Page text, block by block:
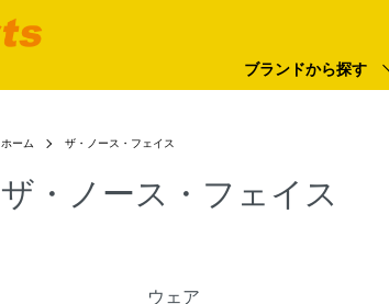
ブランドから探す
ホーム ザ・ノース・フェイス
ザ・ノース・フェイス
ウェア